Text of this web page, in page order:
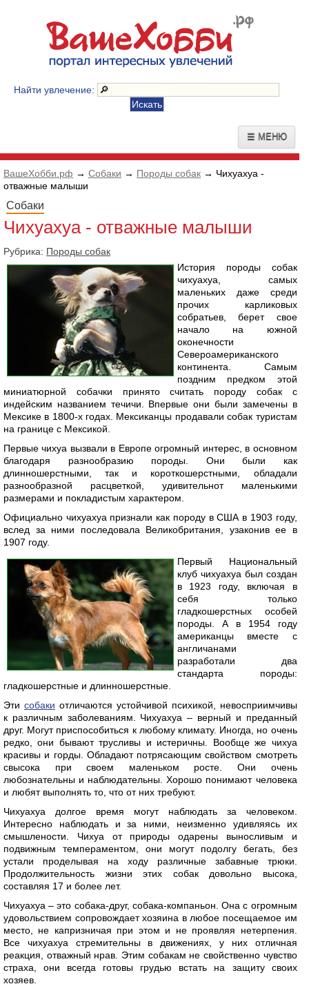
Найти увлечение:
☰ МЕНЮ
ВашеХобби.рф → Собаки → Породы собак → Чихуахуа -
отважные малыши
Собаки
Чихуахуа - отважные малыши
Рубрика: Породы собак
История породы собак
чихуахуа, самых
маленьких даже среди
прочих карликовых
собратьев, берет свое
начало на южной
оконечности
Североамериканского
континента. Самым
поздним предком этой
миниатюрной собачки принято считать породу собак с
индейским названием течичи. Впервые они были замечены в
Мексике в 1800-х годах. Мексиканцы продавали собак туристам
на границе с Мексикой.
Первые чихуа вызвали в Европе огромный интерес, в основном
благодаря разнообразию породы. Они были как
длинношерстными, так и короткошерстными, обладали
разнообразной расцветкой, удивительнот маленькими
размерами и покладистым характером.
Официально чихуахуа признали как породу в США в 1903 году,
вслед за ними последовала Великобритания, узаконив ее в
1907 году.
Первый Национальный
клуб чихуахуа был создан
в 1923 году, включая в
себя только
гладкошерстных особей
породы. А в 1954 году
американцы вместе с
англичанами
разработали два
стандарта породы:
гладкошерстные и длинношерстные.
Эти собаки отличаются устойчивой психикой, невосприимчивы
к различным заболеваниям. Чихуахуа – верный и преданный
друг. Могут приспособиться к любому климату. Иногда, но очень
редко, они бывают трусливы и истеричны. Вообще же чихуа
красивы и горды. Обладают потрясающим свойством смотреть
свысока при своем маленьком росте. Они очень
любознательны и наблюдательны. Хорошо понимают человека
и любят выполнять то, что от них требуют.
Чихуахуа долгое время могут наблюдать за человеком.
Интересно наблюдать и за ними, неизменно удивляясь их
смышлености. Чихуа от природы одарены выносливым и
подвижным темпераментом, они могут подолгу бегать, без
устали проделывая на ходу различные забавные трюки.
Продолжительность жизни этих собак довольно высока,
составляя 17 и более лет.
Чихуахуа – это собака-друг, собака-компаньон. Она с огромным
удовольствием сопровождает хозяина в любое посещаемое им
место, не капризничая при этом и не проявляя нетерпения.
Все чихуахуа стремительны в движениях, у них отличная
реакция, отважный нрав. Этим собакам не свойственно чувство
страха, они всегда готовы грудью встать на защиту своих
хозяев.